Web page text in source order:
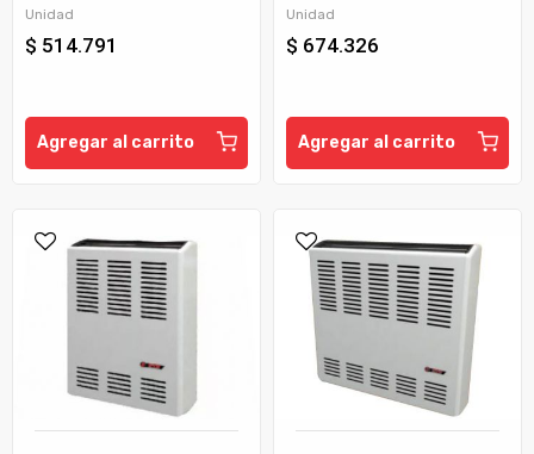
Unidad
$ 514.791
Agregar al carrito
Unidad
$ 674.326
Agregar al carrito